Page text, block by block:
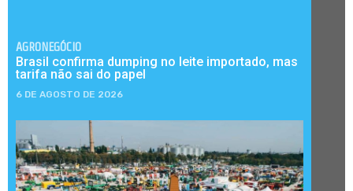
AGRONEGÓCIO
Brasil confirma dumping no leite importado, mas
tarifa não sai do papel
6 DE AGOSTO DE 2026